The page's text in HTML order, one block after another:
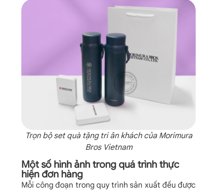
Trọn bộ set quà tặng tri ân khách của Morimura
Bros Vietnam
Một số hình ảnh trong quá trình thực
hiện đơn hàng
Mỗi công đoạn trong quy trình sản xuất đều được